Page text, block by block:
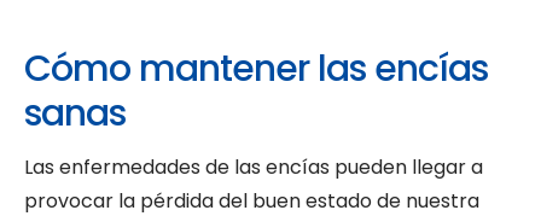
Cómo mantener las encías
sanas
Las enfermedades de las encías pueden llegar a
provocar la pérdida del buen estado de nuestra